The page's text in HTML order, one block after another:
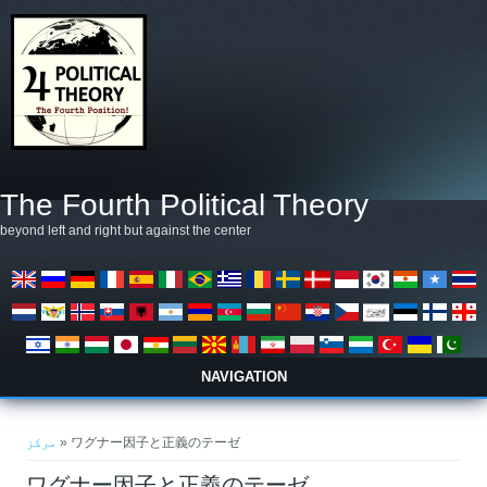
The Fourth Political Theory
beyond left and right but against the center
NAVIGATION
مرکز » ワグナー因子と正義のテーゼ